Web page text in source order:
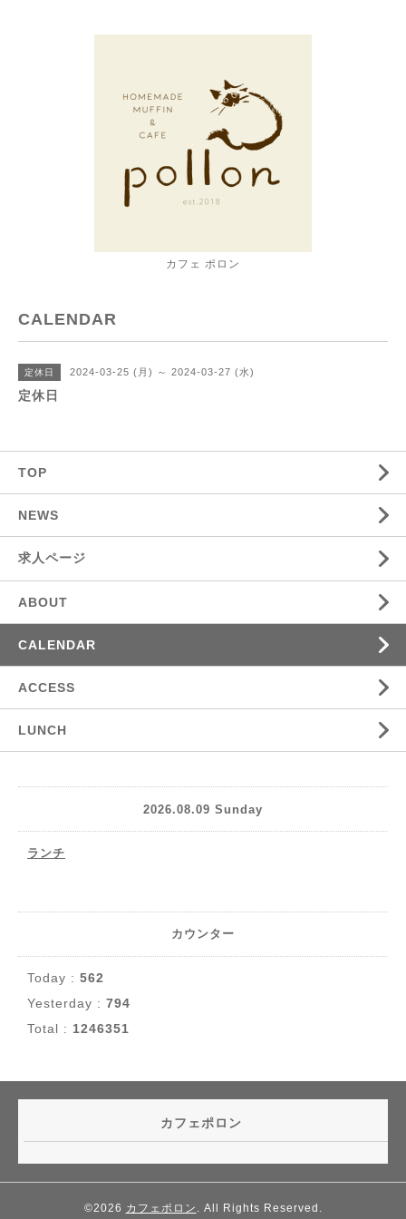
カフェ ポロン
CALENDAR
定休日 2024-03-25 (月) ～ 2024-03-27 (水)
定休日
TOP
NEWS
求人ページ
ABOUT
CALENDAR
ACCESS
LUNCH
2026.08.09 Sunday
ランチ
カウンター
Today : 562
Yesterday : 794
Total : 1246351
カフェポロン
©2026 カフェポロン . All Rights Reserved.